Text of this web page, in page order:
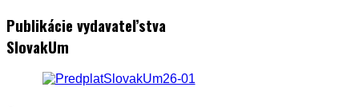
Publikácie vydavateľstva
SlovakUm